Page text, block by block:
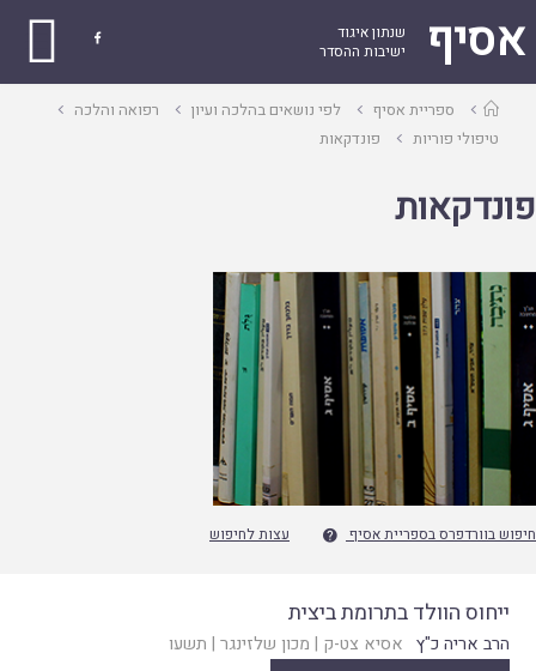
אסיף
שנתון איגוד
ישיבות ההסדר

עמוד
ראשי
ספריית אסיף לפי נושאים בהלכה ועיון
רפואה והלכה
טיפולי פוריות
פונדקאות
פונדקאות
חיפוש בוורדפרס בספריית אסיף  עצות לחיפוש
ייחוס הוולד בתרומת ביצית
הרב אריה כ"ץ אסיא צט-ק | מכון שלזינגר | תשעו